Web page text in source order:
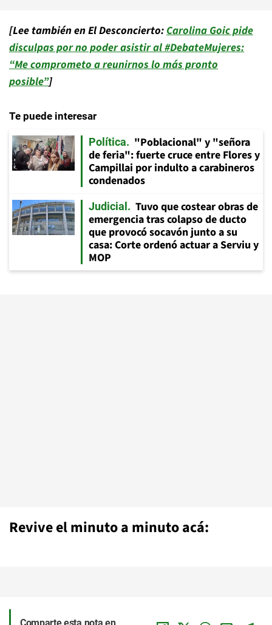
[Lee también en El Desconcierto:Carolina Goic pide
disculpas por no poder asistir al #DebateMujeres:
“Me comprometo a reunirnos lo más pronto
posible”]
Te puede interesar
Política
"Poblacional" y "señora
de feria": fuerte cruce entre Flores y
Campillai por indulto a carabineros
condenados
Judicial
Tuvo que costear obras de
emergencia tras colapso de ducto
que provocó socavón junto a su
casa: Corte ordenó actuar a Serviu y
MOP
Revive el minuto a minuto acá: